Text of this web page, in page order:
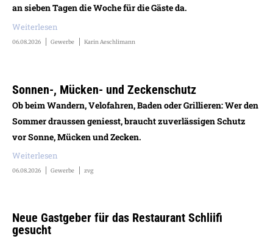
an sieben Tagen die Woche für die Gäste da.
Weiterlesen
06.08.2026 Gewerbe Karin Aeschlimann
Sonnen-, Mücken- und Zeckenschutz
Ob beim Wandern, Velofahren, Baden oder Grillieren: Wer den
Sommer draussen geniesst, braucht zuverlässigen Schutz
vor Sonne, Mücken und Zecken.
Weiterlesen
06.08.2026 Gewerbe zvg
Neue Gastgeber für das Restaurant Schliifi
gesucht